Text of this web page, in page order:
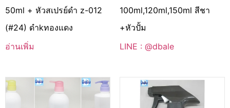
50ml + หัวสเปรย์ดำ z-012
(#24) ดำkทองแดง
อ่านเพิ่ม
100ml,120ml,150ml สีชา
+หัวปั้ม
LINE : @dbale